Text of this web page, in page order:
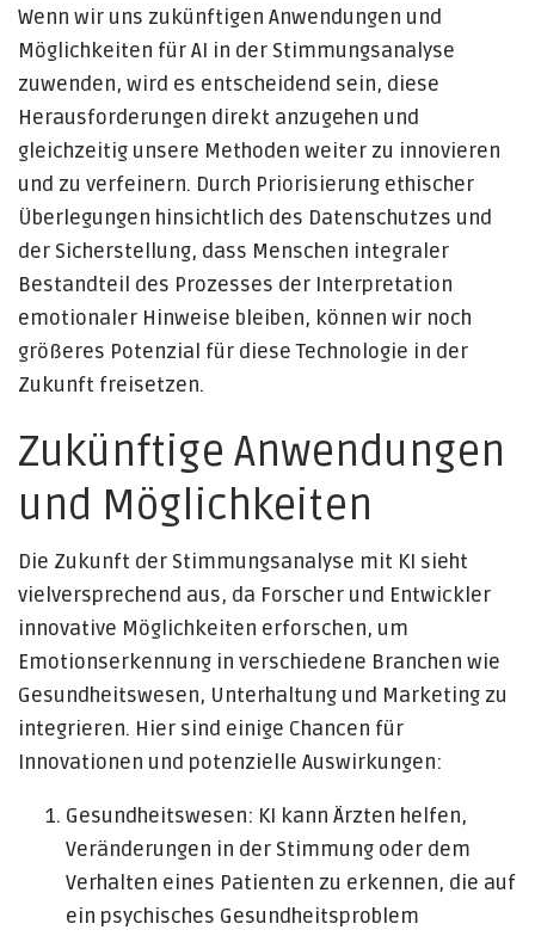
Wenn wir uns zukünftigen Anwendungen und
Möglichkeiten für AI in der Stimmungsanalyse
zuwenden, wird es entscheidend sein, diese
Herausforderungen direkt anzugehen und
gleichzeitig unsere Methoden weiter zu innovieren
und zu verfeinern. Durch Priorisierung ethischer
Überlegungen hinsichtlich des Datenschutzes und
der Sicherstellung, dass Menschen integraler
Bestandteil des Prozesses der Interpretation
emotionaler Hinweise bleiben, können wir noch
größeres Potenzial für diese Technologie in der
Zukunft freisetzen.
Zukünftige Anwendungen
und Möglichkeiten
Die Zukunft der Stimmungsanalyse mit KI sieht
vielversprechend aus, da Forscher und Entwickler
innovative Möglichkeiten erforschen, um
Emotionserkennung in verschiedene Branchen wie
Gesundheitswesen, Unterhaltung und Marketing zu
integrieren. Hier sind einige Chancen für
Innovationen und potenzielle Auswirkungen:
Gesundheitswesen: KI kann Ärzten helfen,
Veränderungen in der Stimmung oder dem
Verhalten eines Patienten zu erkennen, die auf
ein psychisches Gesundheitsproblem